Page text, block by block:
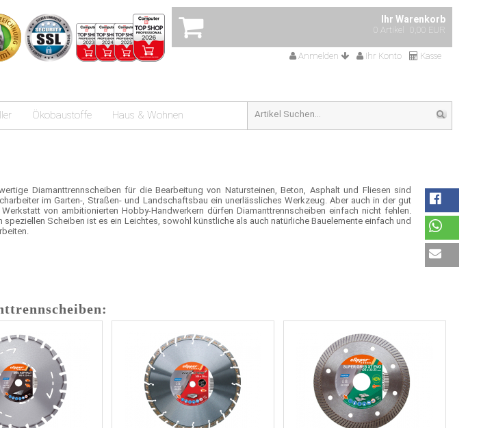
Ihr Warenkorb
0 Artikel 0,00 EUR
Anmelden Ihr Konto Kasse
Ökobaustoffe Haus & Wohnen
Diamanttrennscheiben für die Bearbeitung von Natursteinen, Beton, Asphalt und Fliesen sind
im Garten-, Straßen- und Landschaftsbau ein unerlässliches Werkzeug. Aber auch in der gut
von ambitionierten Hobby-Handwerkern dürfen Diamanttrennscheiben einfach nicht fehlen.
speziellen Scheiben ist es ein Leichtes, sowohl künstliche als auch natürliche Bauelemente einfach und